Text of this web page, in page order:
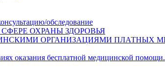
обследование
ОХРАНЫ ЗДОРОВЬЯ
ОРГАНИЗАЦИЯМИ ПЛАТНЫХ
оказания бесплатной медицинской помощи.